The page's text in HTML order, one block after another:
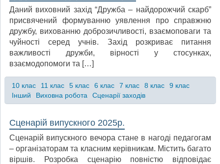
Даний виховний захід “Дружба – найдорожчий скарб”
присвячений формуванню уявлення про справжню
дружбу, вихованню доброзичливості, взаємоповаги та
чуйності серед учнів. Захід розкриває питання
важливості дружби, вірності у стосунках,
взаємодопомоги та […]
10 клас 11 клас 5 клас 6 клас 7 клас 8 клас
9 клас
Інший
Виховна робота Сценарії заходів
Сценарій випускного 2025р.
Сценарій випускного вечора стане в нагоді педагогам
– організаторам та класним керівникам. Містить багато
віршів. Розробка сценарію повністю відповідає